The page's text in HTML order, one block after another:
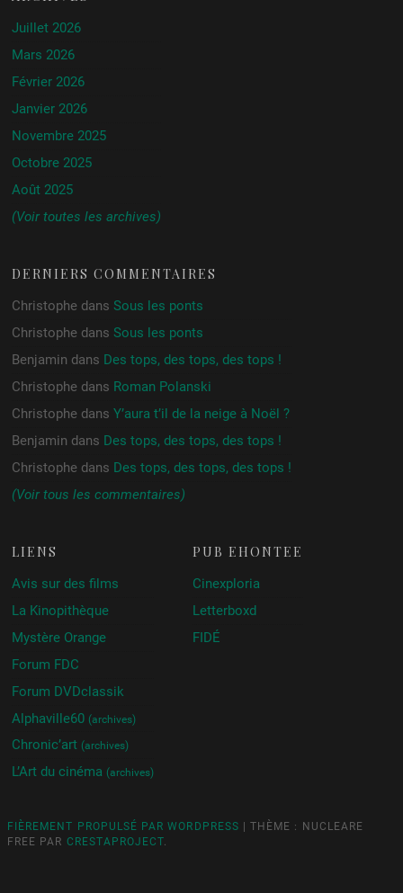
Juillet 2026
Mars 2026
Février 2026
Janvier 2026
Novembre 2025
Octobre 2025
Août 2025
(Voir toutes les archives)
DERNIERS COMMENTAIRES
Christophe dans Sous les ponts
Christophe dans Sous les ponts
Benjamin dans Des tops, des tops, des tops !
Christophe dans Roman Polanski
Christophe dans Y’aura t’il de la neige à Noël ?
Benjamin dans Des tops, des tops, des tops !
Christophe dans Des tops, des tops, des tops !
(Voir tous les commentaires)
LIENS
Avis sur des films
La Kinopithèque
Mystère Orange
Forum FDC
Forum DVDclassik
Alphaville60 (archives)
Chronic’art (archives)
L’Art du cinéma (archives)
PUB ÉHONTÉE
Cinexploria
Letterboxd
FIDÉ
FIÈREMENT PROPULSÉ PAR WORDPRESS |THÈME : NUCLEARE
FREE PAR CRESTAPROJECT